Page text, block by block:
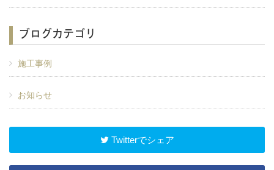
ブログカテゴリ
施工事例
お知らせ
Twitterでシェア